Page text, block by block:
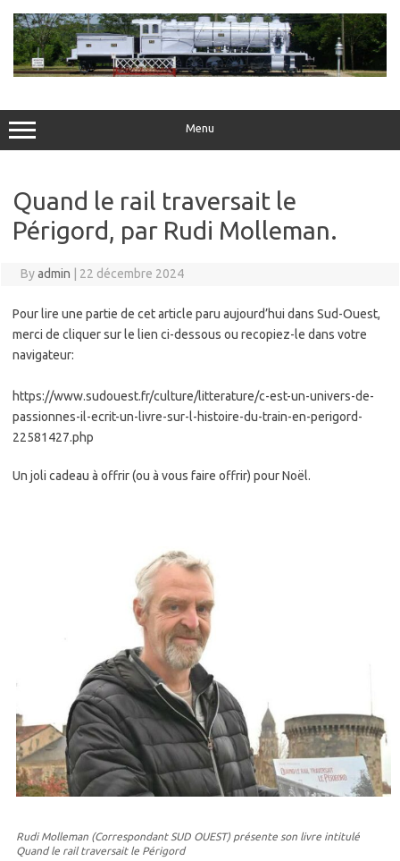
content
Menu
Quand le rail traversait le
Périgord, par Rudi Molleman.
Byadmin 22 décembre 2024
Pour lire une partie de cet article paru aujourd’hui dans Sud-Ouest,
merci de cliquer sur le lien ci-dessous ou recopiez-le dans votre
navigateur:
https://www.sudouest.fr/culture/litterature/c-est-un-univers-de-
passionnes-il-ecrit-un-livre-sur-l-histoire-du-train-en-perigord-
22581427.php
Un joli cadeau à offrir (ou à vous faire offrir) pour Noël.
Rudi Molleman (Correspondant SUD OUEST) présente son livre intitulé
Quand le rail traversait le Périgord